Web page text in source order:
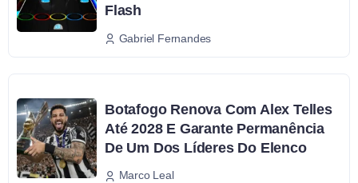
Flash
Gabriel Fernandes
Botafogo Renova Com Alex Telles
Até 2028 E Garante Permanência
De Um Dos Líderes Do Elenco
Marco Leal